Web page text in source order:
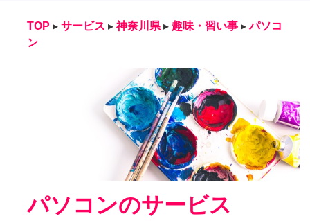
TOP ▸ サービス ▸ 神奈川県 ▸ 趣味・習い事 ▸ パソコ
ン
パソコンのサービス